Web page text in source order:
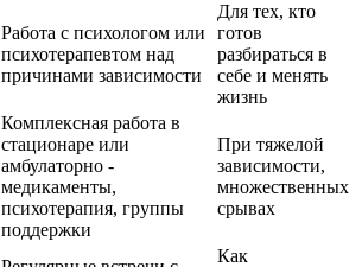
Работа с психологом или
психотерапевтом над
причинами зависимости
Для тех, кто
готов
разбираться в
себе и менять
жизнь
Комплексная работа в
стационаре или
амбулаторно -
медикаменты,
психотерапия, группы
поддержки
При тяжелой
зависимости,
множественных
срывах
Как